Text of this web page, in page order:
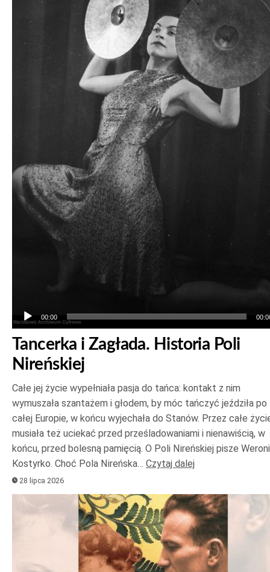
00:00
Tancerka i Zagłada. Historia Poli
Nireńskiej
Całe jej życie wypełniała pasja do tańca: kontakt z nim
wymuszała szantażem i głodem, by móc tańczyć jeździła po
całej Europie, w końcu wyjechała do Stanów. Przez całe
musiała też uciekać przed prześladowaniami i nienawiścią, w
końcu, przed bolesną pamięcią. O Poli Nireńskiej pisze
Kostyrko. Choć Pola Nireńska… Czytaj dalej
28 lipca 2026
plików